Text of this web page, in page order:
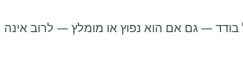
— גם אם הוא נפוץ או מומלץ — לרוב אינה